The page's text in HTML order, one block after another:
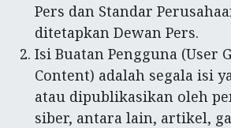
Pers dan Standar
ditetapkan Dewan Pers.
Isi Buatan Pengguna (User
Content) adalah segala isi
atau dipublikasikan oleh
siber, antara lain, artikel,